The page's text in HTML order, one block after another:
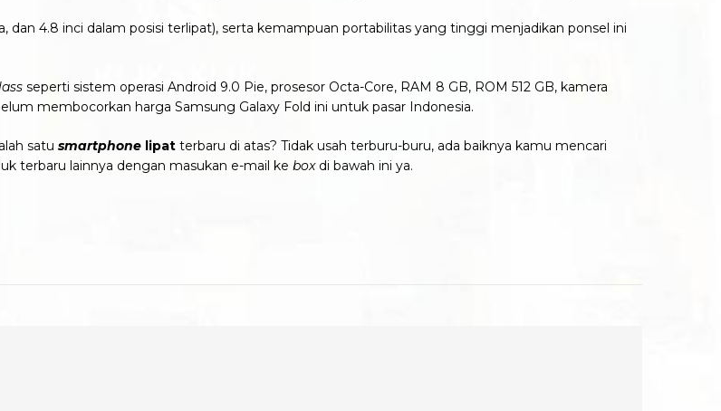
dan 4.8 inci dalam posisi terlipat), serta kemampuan portabilitas yang tinggi menjadikan ponsel ini
seperti sistem operasi Android 9.0 Pie, prosesor Octa-Core, RAM 8 GB, ROM 512 GB, kamera
membocorkan harga Samsung Galaxy Fold ini untuk pasar Indonesia.
satu smartphone lipat terbaru di atas? Tidak usah terburu-buru, ada baiknya kamu mencari
terbaru lainnya dengan masukan e-mail ke box di bawah ini ya.